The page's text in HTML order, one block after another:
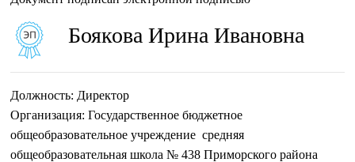
Боякова Ирина Ивановна
Должность: Директор
Организация: Государственное бюджетное
общеобразовательное учреждение средняя
общеобразовательная школа № 438 Приморского района